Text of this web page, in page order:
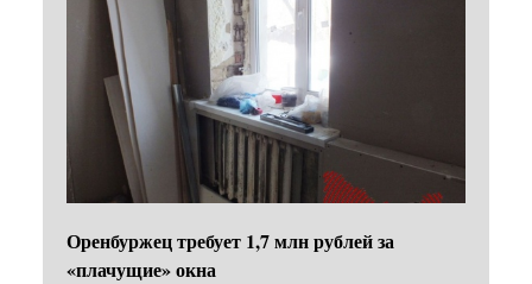
Оренбуржец требует 1,7 млн рублей за
«плачущие» окна